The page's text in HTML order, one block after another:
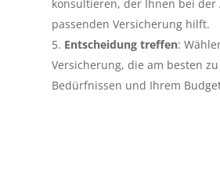
konsultieren, der Ihnen bei der
passenden Versicherung hilft.
Entscheidung treffen:
Versicherung, die am besten
Bedürfnissen und Ihrem